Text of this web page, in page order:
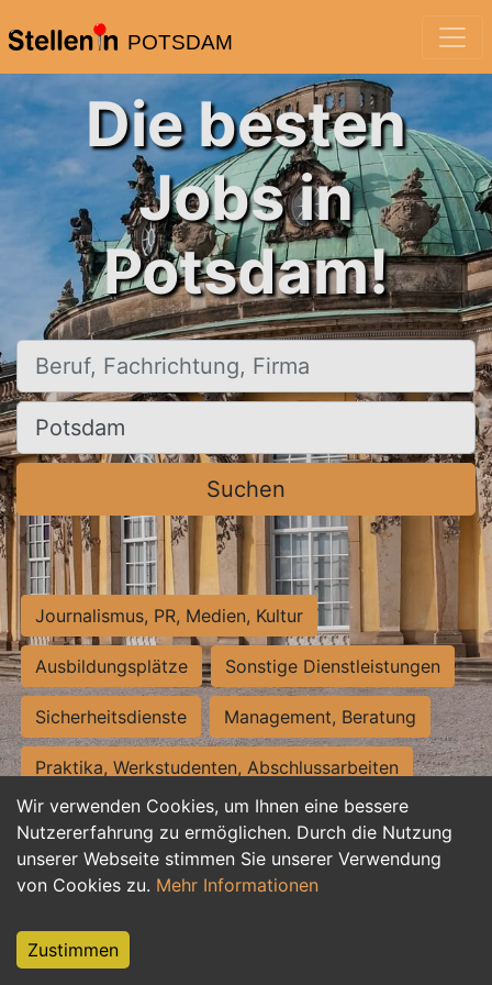
POTSDAM
Wir verwenden Cookies, um Ihnen eine bessere
Nutzererfahrung zu ermöglichen. Durch die Nutzung
unserer Webseite stimmen Sie unserer Verwendung
von Cookies zu. Mehr Informationen
Zustimmen
Die besten
Jobs in
Potsdam!
Beruf, Fachrichtung, Firma
Ort, Stadt
Suchen
Journalismus, PR, Medien, Kultur
Ausbildungsplätze Sonstige Dienstleistungen
Sicherheitsdienste Management, Beratung
Praktika, Werkstudenten, Abschlussarbeiten
Personalwesen Assistenz, Sekretariat
Hilfskräfte, Aushilfs- und Nebenjobs
Weiterbildung, Studium, duale Ausbildung